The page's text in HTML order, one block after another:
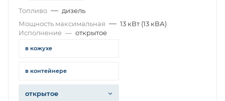
Топливо — дизель
Мощность максимальная — 13 кВт (13 кВА)
Исполнение — открытое
в кожухе
в контейнере
открытое